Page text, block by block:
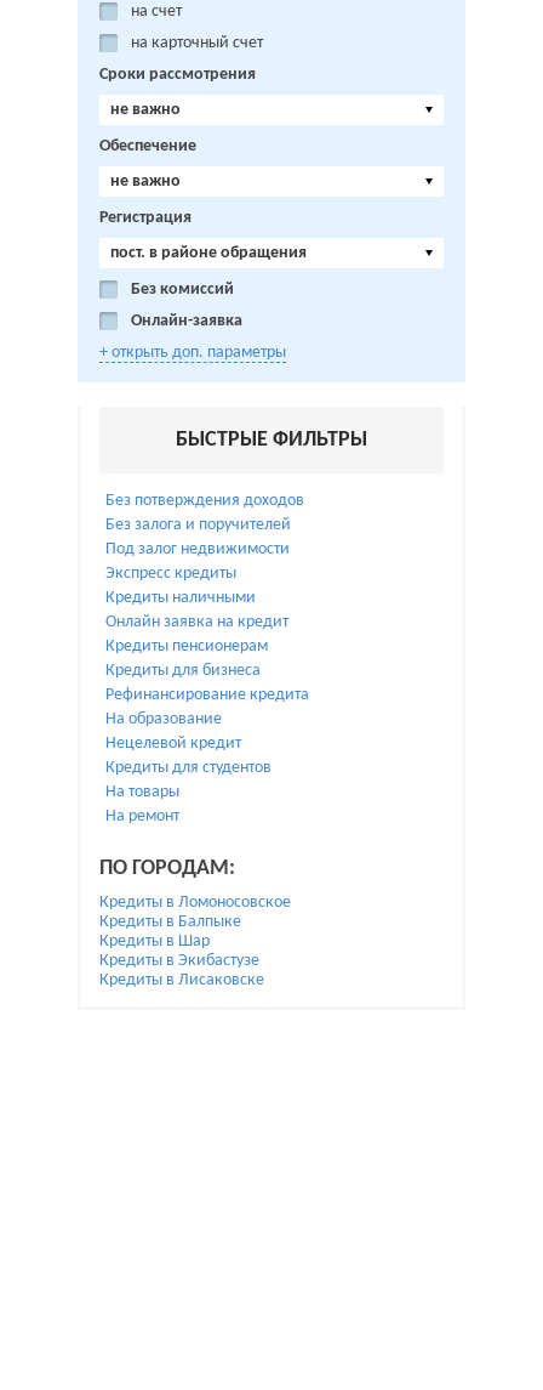
на счет
на карточный счет
Сроки рассмотрения
не важно
Обеспечение
не важно
Регистрация
пост. в районе обращения
Без комиссий
Онлайн-заявка
+ открыть доп. параметры
БЫСТРЫЕ ФИЛЬТРЫ
Без потверждения доходов
Без залога и поручителей
Под залог недвижимости
Экспресс кредиты
Кредиты наличными
Онлайн заявка на кредит
Кредиты пенсионерам
Кредиты для бизнеса
Рефинансирование кредита
На образование
Нецелевой кредит
Кредиты для студентов
На товары
На ремонт
ПО ГОРОДАМ:
Кредиты в Ломоносовское
Кредиты в Балпыке
Кредиты в Шар
Кредиты в Экибастузе
Кредиты в Лисаковске